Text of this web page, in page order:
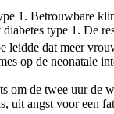
1. Betrouwbare
type 1. De
leidde dat meer
op de neonatale
om de twee uur de
uit angst voor een